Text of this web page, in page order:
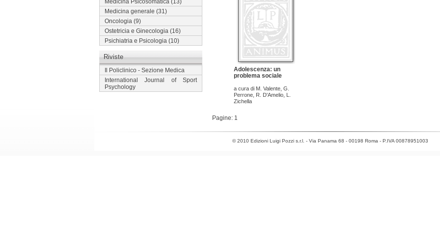
Medicina Psicosomatica (13)
Medicina generale (31)
Oncologia (9)
Ostetricia e Ginecologia (16)
Psichiatria e Psicologia (10)
Riviste
Il Policlinico - Sezione Medica
International Journal of Sport
Psychology
Adolescenza: un
problema sociale
a cura di M. Valente, G.
Perrone, R. D'Amelio, L.
Zichella
Pagine: 1
© 2010 Edizioni Luigi Pozzi s.r.l. - Via Panama 68 - 00198 Roma - P.IVA 00878951003